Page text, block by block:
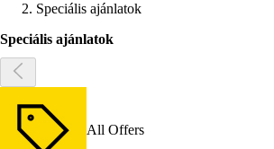
Speciális ajánlatok
Speciális ajánlatok
All Offers